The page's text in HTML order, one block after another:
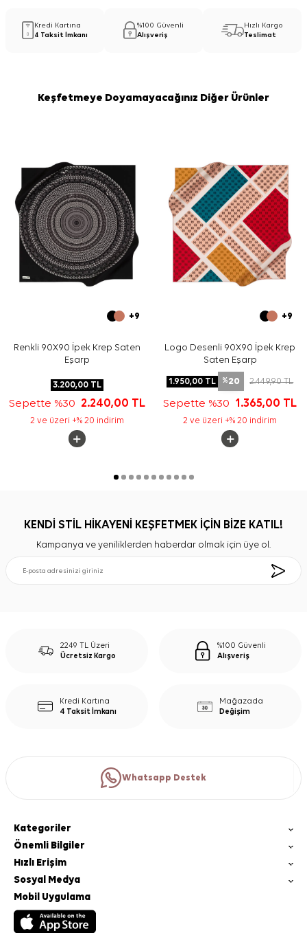
Kredi Kartına
4 Taksit İmkanı
%100 Güvenli
Alışveriş
Hızlı Kargo
Teslimat
Keşfetmeye Doyamayacağınız Diğer Ürünler
+9
Renkli 90X90 İpek Krep Saten
Eşarp
3.200,00TL
Sepette %30 2.240,00 TL
2 ve üzeri +% 20 indirim
+9
Logo Desenli 90X90 İpek Krep
Saten Eşarp
1.950,00 TL %20 2.449,90TL
Sepette %30 1.365,00 TL
2 ve üzeri +% 20 indirim
KENDİ STİL HİKAYENİ KEŞFETMEK İÇİN BİZE KATIL!
Kampanya ve yeniliklerden haberdar olmak için üye ol.
2249 TL Üzeri
Ücretsiz Kargo
%100 Güvenli
Alışveriş
Kredi Kartına
4 Taksit İmkanı
Mağazada
Değişim
Whatsapp Destek
Kategoriler
Önemli Bilgiler
Hızlı Erişim
Sosyal Medya
Mobil Uygulama